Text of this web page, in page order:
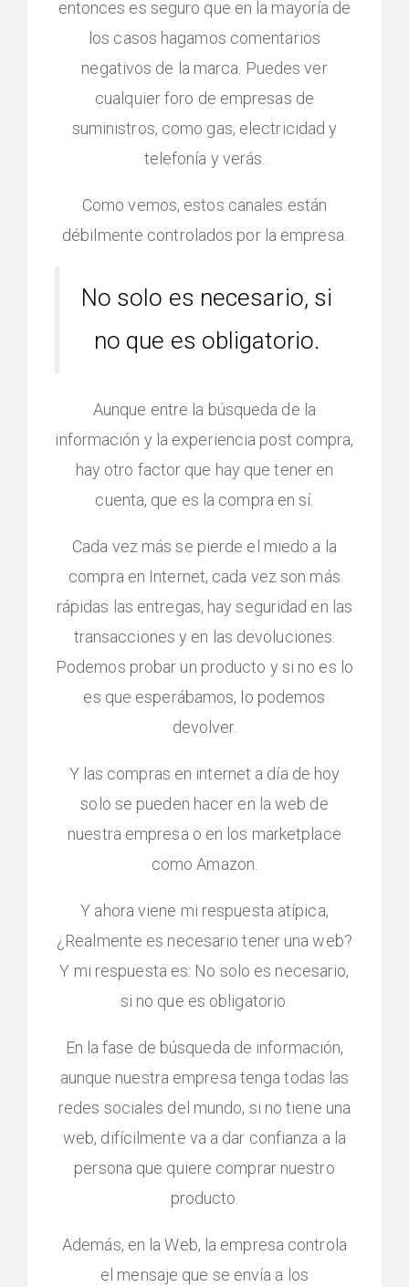
entonces es seguro que en la mayoría de
los casos hagamos comentarios
negativos de la marca. Puedes ver
cualquier foro de empresas de
suministros, como gas, electricidad y
telefonía y verás.
Como vemos, estos canales están
débilmente controlados por la empresa.
No solo es necesario, si
no que es obligatorio.
Aunque entre la búsqueda de la
información y la experiencia post compra,
hay otro factor que hay que tener en
cuenta, que es la compra en sí.
Cada vez más se pierde el miedo a la
compra en Internet, cada vez son más
rápidas las entregas, hay seguridad en las
transacciones y en las devoluciones.
Podemos probar un producto y si no es lo
es que esperábamos, lo podemos
devolver.
Y las compras en internet a día de hoy
solo se pueden hacer en la web de
nuestra empresa o en los marketplace
como Amazon.
Y ahora viene mi respuesta atípica,
¿Realmente es necesario tener una web?
Y mi respuesta es: No solo es necesario,
si no que es obligatorio.
En la fase de búsqueda de información,
aunque nuestra empresa tenga todas las
redes sociales del mundo, si no tiene una
web, difícilmente va a dar confianza a la
persona que quiere comprar nuestro
producto.
Además, en la Web, la empresa controla
el mensaje que se envía a los